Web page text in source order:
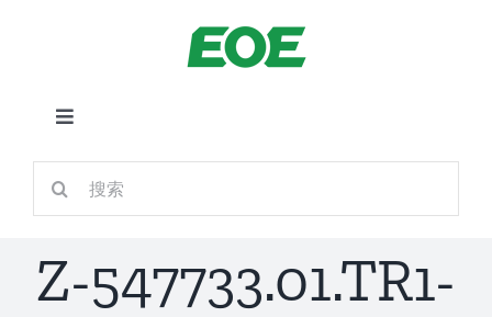
切
换
导
航
首页
Z-547733.01.TR1-